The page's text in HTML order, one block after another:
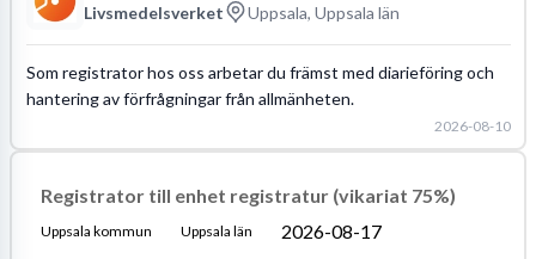
Livsmedelsverket Uppsala, Uppsala län
Som registrator hos oss arbetar du främst med diarieföring och
hantering av förfrågningar från allmänheten.
2026-08-10
Registrator till enhet registratur (vikariat 75%)
Uppsala kommun Uppsala län 2026-08-17